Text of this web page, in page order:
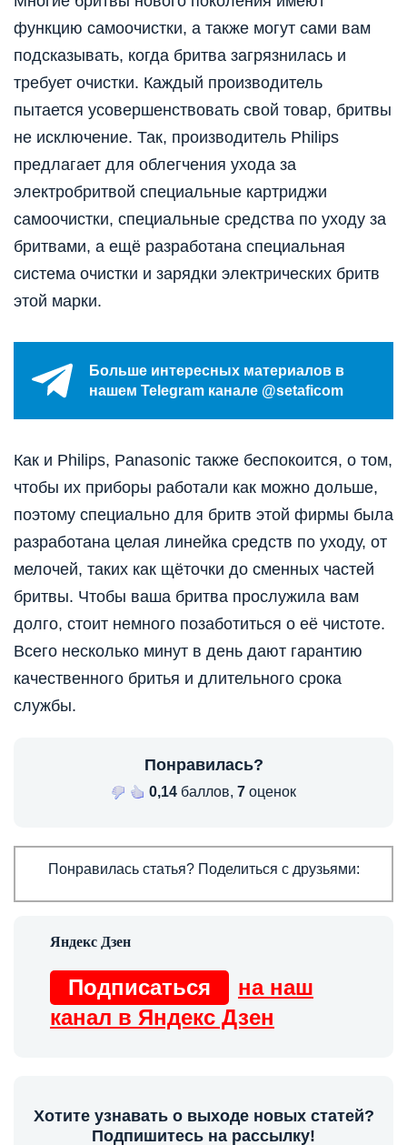
функцию самоочистки, а также могут сами вам
подсказывать, когда бритва загрязнилась и
требует очистки. Каждый производитель
пытается усовершенствовать свой товар, бритвы
не исключение. Так, производитель Philips
предлагает для облегчения ухода за
электробритвой специальные картриджи
самоочистки, специальные средства по уходу за
бритвами, а ещё разработана специальная
система очистки и зарядки электрических бритв
этой марки.
Больше интересных материалов в
нашем Telegram канале @setaficom
Как и Philips, Panasonic также беспокоится, о том,
чтобы их приборы работали как можно дольше,
поэтому специально для бритв этой фирмы была
разработана целая линейка средств по уходу, от
мелочей, таких как щёточки до сменных частей
бритвы. Чтобы ваша бритва прослужила вам
долго, стоит немного позаботиться о её чистоте.
Всего несколько минут в день дают гарантию
качественного бритья и длительного срока
службы.
Понравилась?
0,14 баллов, 7 оценок
Понравилась статья? Поделиться с друзьями:
Подписаться
на наш
канал в Яндекс Дзен
Хотите узнавать о выходе новых статей?
Подпишитесь на рассылку!